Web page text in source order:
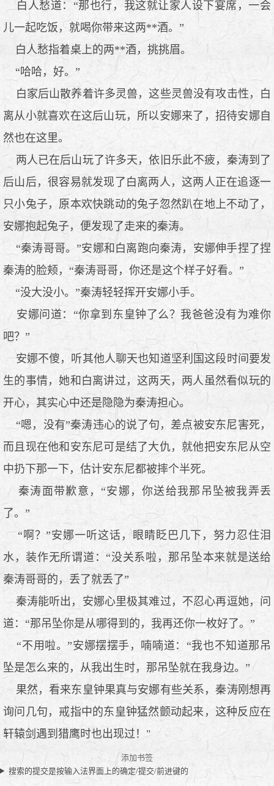
白人愁道：“那也行，我这就让家人设下宴席，一会
儿一起吃饭，就喝你带来这两**酒。”
白人愁指着桌上的两**酒，挑挑眉。
“哈哈，好。”
白家后山散养着许多灵兽，这些灵兽没有攻击性，白
离从小就喜欢在这后山玩，所以安娜来了，招待安娜自
然也在这里。
两人已在后山玩了许多天，依旧乐此不疲，秦涛到了
后山后，很容易就发现了白离两人，这两人正在追逐一
只小兔子，原本欢快跳动的兔子忽然趴在地上不动了，
安娜抱起兔子，便发现了走来的秦涛。
“秦涛哥哥。”安娜和白离跑向秦涛，安娜伸手捏了捏
秦涛的脸颊，“秦涛哥哥，你还是这个样子好看。”
“没大没小。”秦涛轻轻挥开安娜小手。
安娜问道：“你拿到东皇钟了么？我爸爸没有为难你
吧？”
安娜不傻，听其他人聊天也知道坚利国这段时间要发
生的事情，她和白离讲过，这两天，两人虽然看似玩的
开心，其实心中还是隐隐为秦涛担心。
“嗯，没有”秦涛违心的说了句，差点被安东尼害死，
而且现在他和安东尼可是结了大仇，就他把安东尼从空
中扔下那一下，估计安东尼都被摔个半死。
秦涛面带歉意，“安娜，你送给我那吊坠被我弄丢
了。”
“啊？”安娜一听这话，眼睛眨巴几下，努力忍住泪
水，装作无所谓道：“没关系啦，那吊坠本来就是送给
秦涛哥哥的，丢了就丢了”
秦涛能听出，安娜心里极其难过，不忍心再逗她，问
道：“那吊坠你是从哪得到的，我再还你一枚好了。”
“不用啦。”安娜摆摆手，喃喃道：“我也不知道那吊
坠是怎么来的，从我出生时，那吊坠就在我身边。”
果然，看来东皇钟果真与安娜有些关系，秦涛刚想再
询问几句，戒指中的东皇钟猛然颤动起来，这种反应在
轩辕剑遇到猎鹰时也出现过！"
添加书签
搜索的提交是按输入法界面上的确定/提交/前进键的